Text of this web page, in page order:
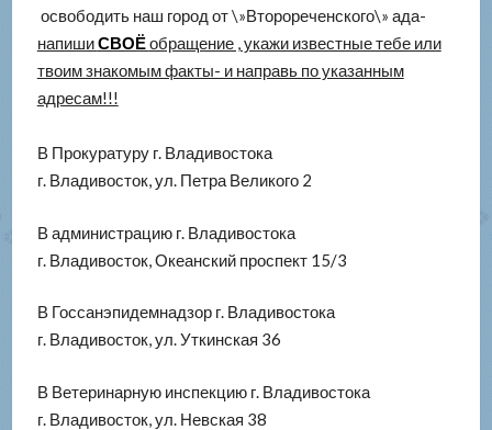
освободить наш город от \»Второреченского\» ада-
напишиСВОЁобращение , укажи известные тебе или
твоим знакомым факты- и направь по указанным
адресам!!!
В Прокуратуру г. Владивостока
г. Владивосток, ул. Петра Великого 2
В администрацию г. Владивостока
г. Владивосток, Океанский проспект 15/3
В Госсанэпидемнадзор г. Владивостока
г. Владивосток, ул. Уткинская 36
В Ветеринарную инспекцию г. Владивостока
г. Владивосток, ул. Невская 38